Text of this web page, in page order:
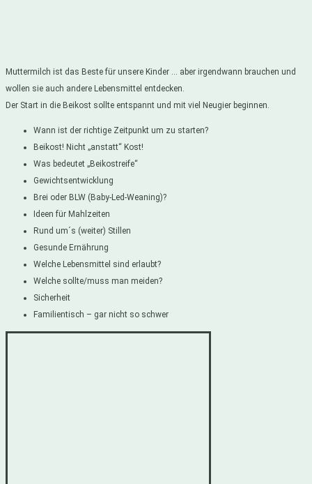
Muttermilch ist das Beste für unsere Kinder … aber irgendwann brauchen und
wollen sie auch andere Lebensmittel entdecken.
Der Start in die Beikost sollte entspannt und mit viel Neugier beginnen.
Wann ist der richtige Zeitpunkt um zu starten?
Beikost! Nicht „anstatt“ Kost!
Was bedeutet „Beikostreife“
Gewichtsentwicklung
Brei oder BLW (Baby-Led-Weaning)?
Ideen für Mahlzeiten
Rund um´s (weiter) Stillen
Gesunde Ernährung
Welche Lebensmittel sind erlaubt?
Welche sollte/muss man meiden?
Sicherheit
Familientisch – gar nicht so schwer